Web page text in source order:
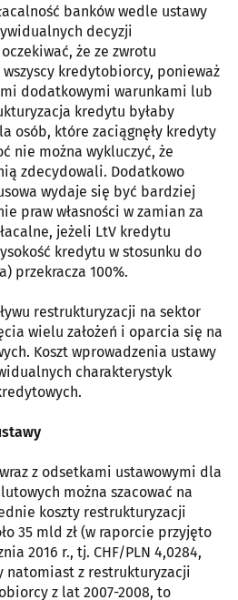
banków wedle ustawy
decyzji
że ze zwrotu
kredytobiorcy, ponieważ
dodatkowymi warunkami lub
kredytu byłaby
osób, które zaciągnęły kredyty
nie można wykluczyć, że
zdecydowali. Dodatkowo
wydaje się być bardziej
praw własności w zamian za
jeżeli LtV kredytu
kredytu w stosunku do
przekracza 100%.
restrukturyzacji na sektor
wielu założeń i oparcia się na
Koszt wprowadzenia ustawy
charakterystyk
z odsetkami ustawowymi dla
można szacować na
koszty restrukturyzacji
35 mld zł (w raporcie przyjęto
2016 r., tj. CHF/PLN 4,0284,
natomiast z restrukturyzacji
z lat 2007-2008, to